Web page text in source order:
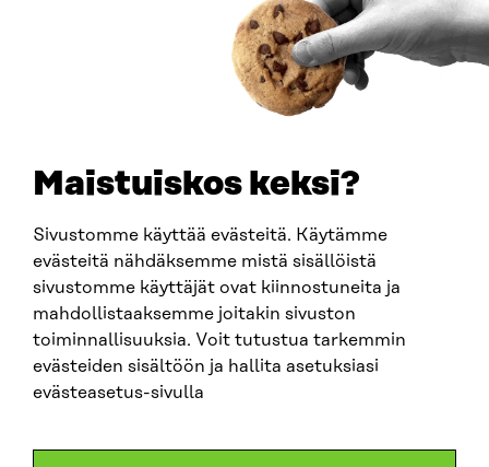
Maistuiskos keksi?
Sivustomme käyttää evästeitä. Käytämme
evästeitä nähdäksemme mistä sisällöistä
sivustomme käyttäjät ovat kiinnostuneita ja
mahdollistaaksemme joitakin sivuston
toiminnallisuuksia. Voit tutustua tarkemmin
evästeiden sisältöön ja hallita asetuksiasi
evästeasetus-sivulla
SITRA SOSIAALISESSA MEDIASSA
LinkedIn
Instagram
YouTube